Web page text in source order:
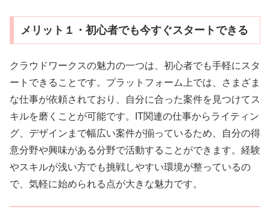
メリット１・初心者でも今すぐスタートできる
クラウドワークスの魅力の一つは、初心者でも手軽にスタ
ートできることです。プラットフォーム上では、さまざま
な仕事が依頼されており、自分に合った案件を見つけてス
キルを磨くことが可能です。IT関連の仕事からライティン
グ、デザインまで幅広い案件が揃っているため、自分の得
意分野や興味がある分野で活動することができます。経験
やスキルが浅い方でも挑戦しやすい環境が整っているの
で、気軽に始められる点が大きな魅力です。